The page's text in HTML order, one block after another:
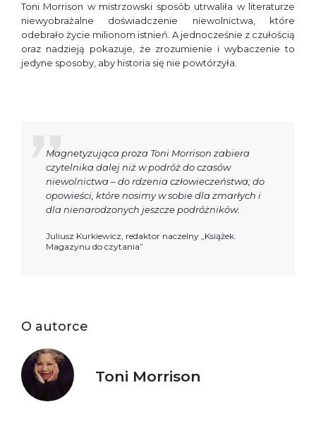
Toni Morrison w mistrzowski sposób utrwaliła w literaturze
niewyobrażalne doświadczenie niewolnictwa, które
odebrało życie milionom istnień. A jednocześnie z czułością
oraz nadzieją pokazuje, że zrozumienie i wybaczenie to
jedyne sposoby, aby historia się nie powtórzyła.
Magnetyzująca proza Toni Morrison zabiera
czytelnika dalej niż w podróż do czasów
niewolnictwa – do rdzenia człowieczeństwa; do
opowieści, które nosimy w sobie dla zmarłych i
dla nienarodzonych jeszcze podróżników.
Juliusz Kurkiewicz, redaktor naczelny „Książek.
Magazynu do czytania”
O autorce
Toni Morrison